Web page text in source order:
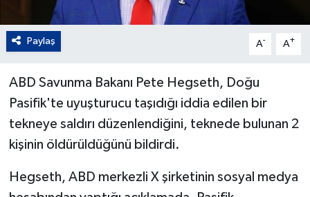
Paylaş A- A+
ABD Savunma Bakanı Pete Hegseth, Doğu
Pasifik'te uyuşturucu taşıdığı iddia edilen bir
tekneye saldırı düzenlendiğini, teknede bulunan 2
kişinin öldürüldüğünü bildirdi.
Hegseth, ABD merkezli X şirketinin sosyal medya